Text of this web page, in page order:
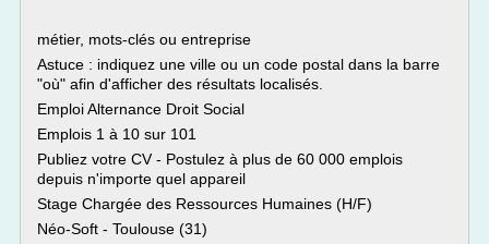
métier, mots-clés ou entreprise
Astuce : indiquez une ville ou un code postal dans la barre
"où" afin d'afficher des résultats localisés.
Emploi Alternance Droit Social
Emplois 1 à 10 sur 101
Publiez votre CV - Postulez à plus de 60 000 emplois
depuis n'importe quel appareil
Stage Chargée des Ressources Humaines (H/F)
Néo-Soft - Toulouse (31)